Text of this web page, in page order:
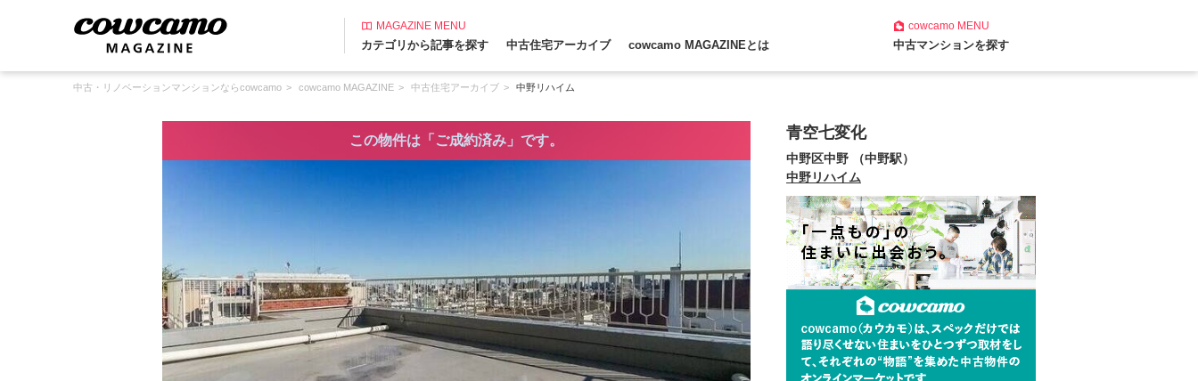
MAGAZINE MENU
カテゴリから記事を探す 中古住宅アーカイブ cowcamo MAGAZINEとは
cowcamoMENU
中古マンションを探す
中古・リノベーションマンションならcowcamo cowcamo MAGAZINE 中古住宅アーカイブ 中野リハイム
この物件は「ご成約済み」です。 青空七変化
中野区中野 （中野駅）
中野リハイム